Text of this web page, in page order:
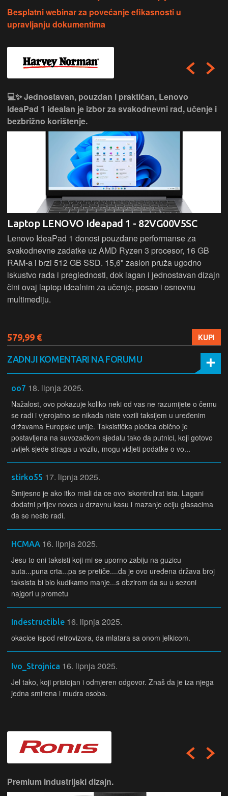
Besplatni webinar za povećanje efikasnosti u
upravljanju dokumentima
💻✨ Jednostavan, pouzdan i praktičan, Lenovo
IdeaPad 1 idealan je izbor za svakodnevni rad, učenje i
bezbrižno korištenje.
Laptop LENOVO Ideapad 1 - 82VG00V5SC
Lenovo IdeaPad 1 donosi pouzdane performanse za
svakodnevne zadatke uz AMD Ryzen 3 procesor, 16 GB
RAM-a i brzi 512 GB SSD. 15,6" zaslon pruža ugodno
iskustvo rada i preglednosti, dok lagan i jednostavan dizajn
čini ovaj laptop idealnim za učenje, posao i osnovnu
multimediju.
579,99 € KUPI
ZADNJI KOMENTARI NA FORUMU
oo7 18. lipnja 2025.
Nažalost, ovo pokazuje koliko neki od vas ne razumijete o čemu
se radi i vjerojatno se nikada niste vozili taksijem u uređenim
državama Europske unije. Taksistička pločica obično je
postavljena na suvozačkom sjedalu tako da putnici, koji gotovo
uvijek sjede straga u vozilu, mogu vidjeti podatke o vo...
stirko55 17. lipnja 2025.
Smijesno je ako itko misli da ce ovo iskontrolirat ista. Lagani
dodatni priljev novca u drzavnu kasu i mazanje ociju glasacima
da se nesto radi.
HCMAA 16. lipnja 2025.
Jesu to oni taksisti koji mi se uporno zabiju na guzicu
auta...puna crta...pa se pretiče....da je ovo uređena država broj
taksista bi bio kudikamo manje...s obzirom da su u sezoni
najgori u prometu
Indestructible 16. lipnja 2025.
okacice ispod retrovizora, da mlatara sa onom jelkicom.
Ivo_Strojnica 16. lipnja 2025.
Jel tako, koji pristojan i odmjeren odgovor. Znaš da je iza njega
jedna smirena i mudra osoba.
Premium industrijski dizajn.